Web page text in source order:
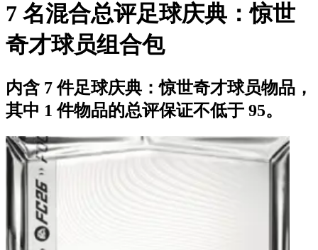
7 名混合总评足球庆典：惊世
奇才球员组合包
内含 7 件足球庆典：惊世奇才球员物品，
其中 1 件物品的总评保证不低于 95。